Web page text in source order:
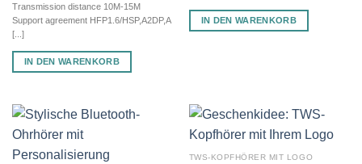
Transmission distance 10M-15M
Support agreement HFP1.6/HSP,A2DP,A
[...]
IN DEN WARENKORB
IN DEN WARENKORB
TWS-KOPFHÖRER MIT LOGO